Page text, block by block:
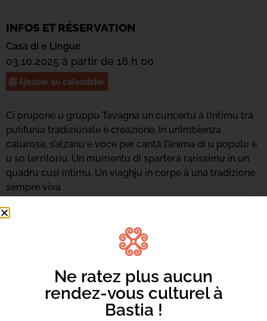
INFOS ET RÉSERVATION
Casa di e Lingue
03.10.2025 à partir de 18 h 00
Ajouter au calendrier
Ci prupone u gruppu Tavagna un cuncertu à l’ìntimu trà
pulifunia tradiziunale è creazione. In un’imbienza
calurosa, s’alzanu e voce per cantà l’ànima di u populu è
u so territoriu. Un mumentu di spartera rarissimu in un
quadru cusì ìntimu. Un viaghju in corpe à una tradizione
sempre viva
Ne ratez plus aucun
rendez-vous culturel à
Bastia !